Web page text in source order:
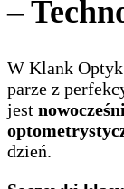
–
W Klank
parze z
jest
dzień.